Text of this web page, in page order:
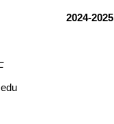
2024-2025